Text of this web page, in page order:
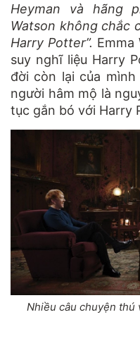
Heyman và hãng
Watson không chắc
Harry Potter”.
suy nghĩ liệu Harry
đời còn lại của
người hâm mộ là
tục gắn bó với Harry
Nhiều câu chuyện